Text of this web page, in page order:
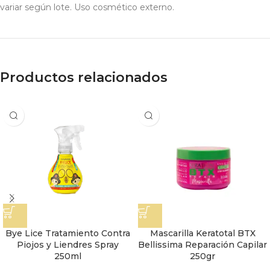
variar según lote. Uso cosmético externo.
Productos relacionados
Bye Lice Tratamiento Contra
Piojos y Liendres Spray
250ml
Mascarilla Keratotal BTX
Bellissima Reparación Capilar
250gr